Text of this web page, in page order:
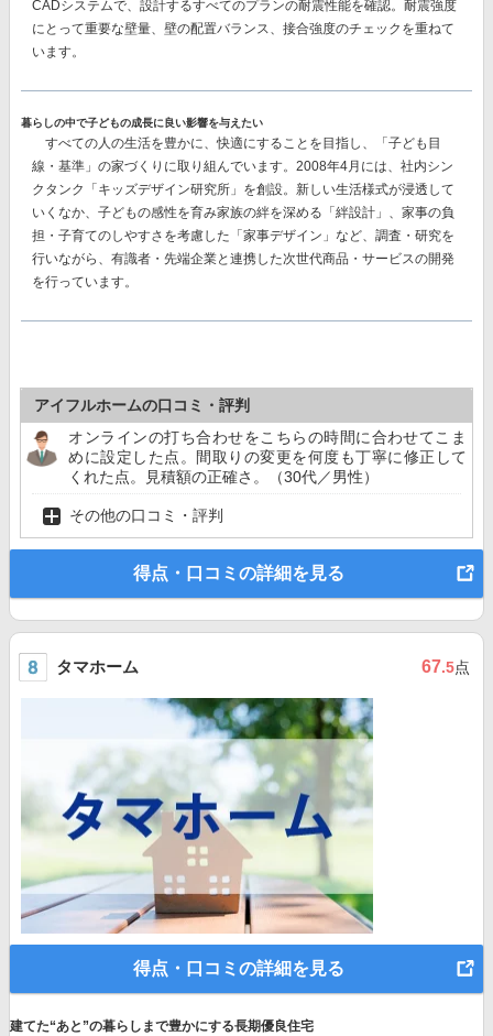
CADシステムで、設計するすべてのプランの耐震性能を確認。耐震強度
にとって重要な壁量、壁の配置バランス、接合強度のチェックを重ねて
います。
暮らしの中で子どもの成長に良い影響を与えたい
すべての人の生活を豊かに、快適にすることを目指し、「子ども目
線・基準」の家づくりに取り組んでいます。2008年4月には、社内シン
クタンク「キッズデザイン研究所」を創設。新しい生活様式が浸透して
いくなか、 子どもの感性を育み家族の絆を深める「絆設計」、家事の負
担・子育てのしやすさを考慮した「家事デザイン」 など、調査・研究を
行いながら、有識者・先端企業と連携した次世代商品・サービスの開発
を行っています。
アイフルホームの口コミ・評判
オンラインの打ち合わせをこちらの時間に合わせてこま
めに設定した点。間取りの変更を何度も丁寧に修正して
くれた点。見積額の正確さ。（30代／男性）
その他の口コミ・評判
得点・口コミの詳細を見る
タマホーム 67.5点
得点・口コミの詳細を見る
建てた“あと”の暮らしまで豊かにする長期優良住宅